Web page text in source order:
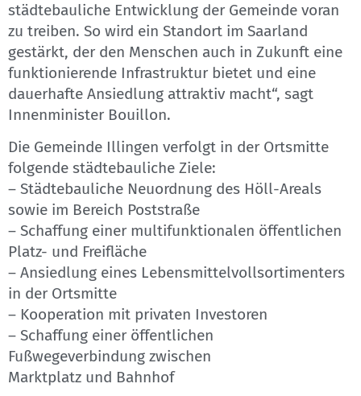
städtebauliche Entwicklung der Gemeinde voran
zu treiben. So wird ein Standort im Saarland
gestärkt, der den Menschen auch in Zukunft eine
funktionierende Infrastruktur bietet und eine
dauerhafte Ansiedlung attraktiv macht“, sagt
Innenminister Bouillon.
Die Gemeinde Illingen verfolgt in der Ortsmitte
folgende städtebauliche Ziele:
– Städtebauliche Neuordnung des Höll-Areals
sowie im Bereich Poststraße
– Schaffung einer multifunktionalen öffentlichen
Platz- und Freifläche
– Ansiedlung eines Lebensmittelvollsortimenters
in der Ortsmitte
– Kooperation mit privaten Investoren
– Schaffung einer öffentlichen
Fußwegeverbindung zwischen
Marktplatz und Bahnhof